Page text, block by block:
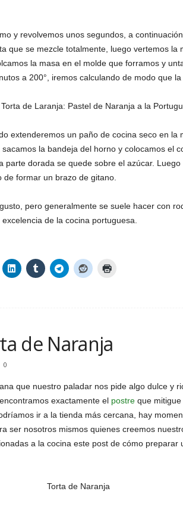
y revolvemos unos segundos, a
que se mezcle totalmente, luego vertemos la
la masa en el molde que forramos y
a 200°, iremos calculando de modo que la
extenderemos un paño de cocina seco en la
la bandeja del horno y colocamos el
parte dorada se quede sobre el azúcar.
formar un brazo de gitano.
pero generalmente se suele hacer con
de la cocina portuguesa.
de Naranja
0
que nuestro paladar nos pide algo dulce y
exactamente el postreque mitigue
ir a la tienda más cercana, hay
ser nosotros mismos quienes creemos
a la cocina este post de cómo preparar